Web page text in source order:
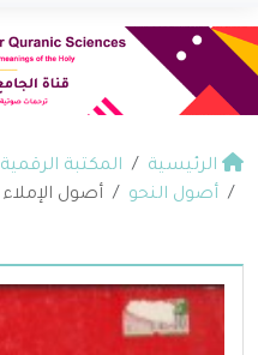
الرئيسية المكتبة الرقمية
أصول النحو
أصول الإملاء